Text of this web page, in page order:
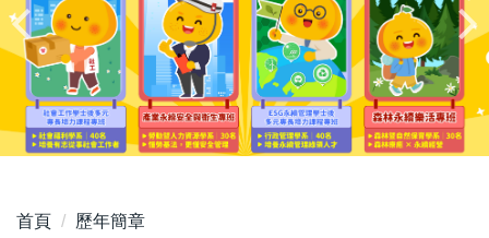
首頁 歷年簡章